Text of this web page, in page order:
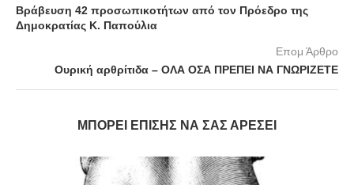
Βράβευση 42 προσωπικοτήτων από τον Πρόεδρο της
Δημοκρατίας Κ. Παπούλια
Επομ Άρθρο
Ουρική αρθρίτιδα – ΟΛΑ ΟΣΑ ΠΡΕΠΕΙ ΝΑ ΓΝΩΡΙΖΕΤΕ
ΜΠΟΡΕΊ ΕΠΊΣΗΣ ΝΑ ΣΑΣ ΑΡΈΣΕΙ